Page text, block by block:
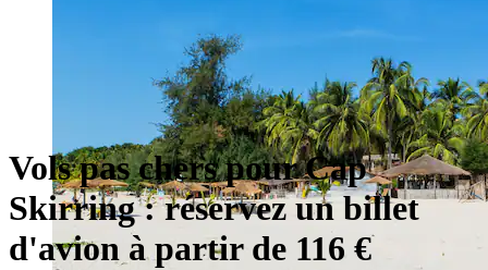
Vols pas chers pour Cap
Skirring : réservez un billet
d'avion à partir de 116 €